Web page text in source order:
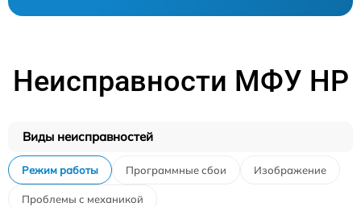
Неисправности МФУ HP
Виды неисправностей
Режим работы Программные сбои Изображение
Проблемы с механикой